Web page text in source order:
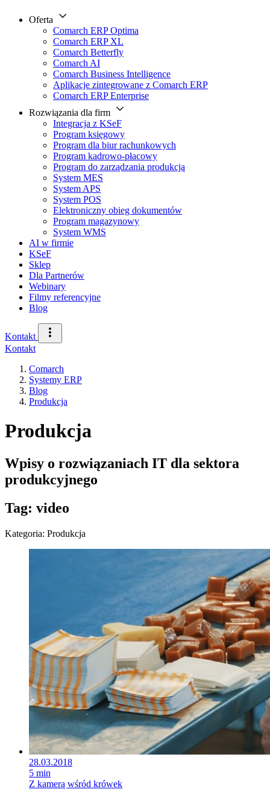
Oferta
Comarch ERP Optima
Comarch ERP XL
Comarch Betterfly
Comarch AI
Comarch Business Intelligence
Aplikacje zintegrowane z Comarch ERP
Comarch ERP Enterprise
Rozwiązania dla firm
Integracja z KSeF
Program księgowy
Program dla biur rachunkowych
Program kadrowo-płacowy
Program do zarządzania produkcją
System MES
System APS
System POS
Elektroniczny obieg dokumentów
Program magazynowy
System WMS
AI w firmie
KSeF
Sklep
Dla Partnerów
Webinary
Filmy referencyjne
Blog
Kontakt
Kontakt
Comarch
Systemy ERP
Blog
Produkcja
Produkcja
Wpisy o rozwiązaniach IT dla sektora
produkcyjnego
Tag: video
Kategoria: Produkcja
28.03.2018
5 min
Z kamerą wśród krówek